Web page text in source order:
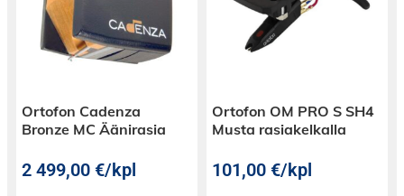
Ortofon Cadenza
Bronze MC Äänirasia
2 499,00€/kpl
Ortofon OM PRO S SH4
Musta rasiakelkalla
101,00€/kpl